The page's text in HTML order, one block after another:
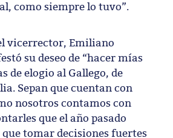
como siempre lo tuvo”.
vicerrector, Emiliano
su deseo de “hacer mías
de elogio al Gallego, de
Sepan que cuentan con
nosotros contamos con
que el año pasado
tomar decisiones fuertes